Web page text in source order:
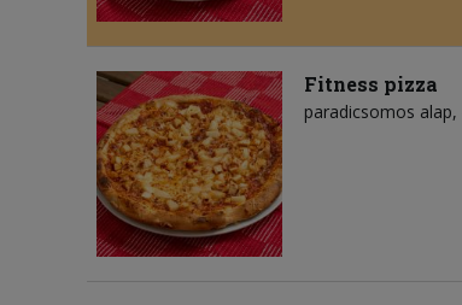
Fitness pizza
paradicsomos alap